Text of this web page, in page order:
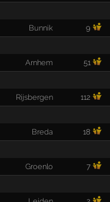
Bunnik 9
Arnhem 51
Rijsbergen 112
Breda 18
Groenlo 7